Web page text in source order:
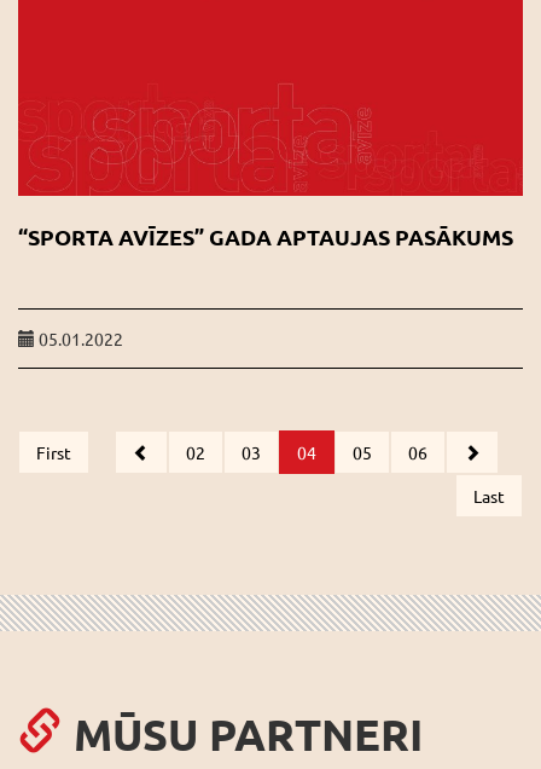
“SPORTA AVĪZES” GADA APTAUJAS PASĀKUMS
05.01.2022
First 02 03 04 05
06
Last
MŪSU PARTNERI